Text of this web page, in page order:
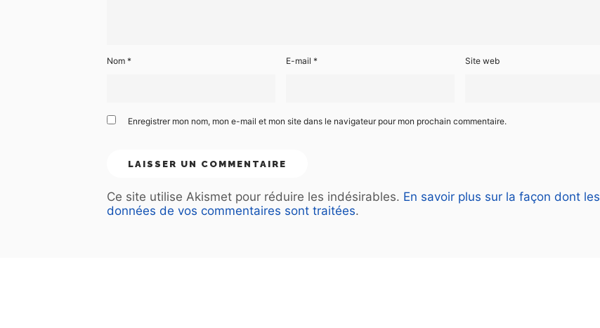
Nom * E-mail * Site web
Enregistrer mon nom, mon e-mail et mon site dans le navigateur pour mon prochain commentaire.
Ce site utilise Akismet pour réduire les indésirables. En savoir plus sur la façon dont les
données de vos commentaires sont traitées.